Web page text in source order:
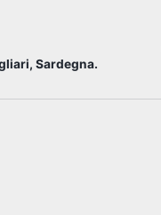
Sardegna.